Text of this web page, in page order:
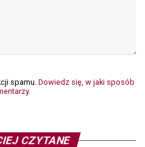
spamu.Dowiedz się, w jaki sposób
CZYTANE